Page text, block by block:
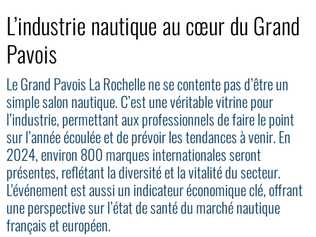
L’industrie nautique au cœur du Grand
Pavois
Le Grand Pavois La Rochelle ne se contente pas d’être un
simple salon nautique. C’est une véritable vitrine pour
l’industrie, permettant aux professionnels de faire le point
sur l’année écoulée et de prévoir les tendances à venir. En
2024, environ 800 marques internationales seront
présentes, reflétant la diversité et la vitalité du secteur.
L'événement est aussi un indicateur économique clé, offrant
une perspective sur l’état de santé du marché nautique
français et européen.